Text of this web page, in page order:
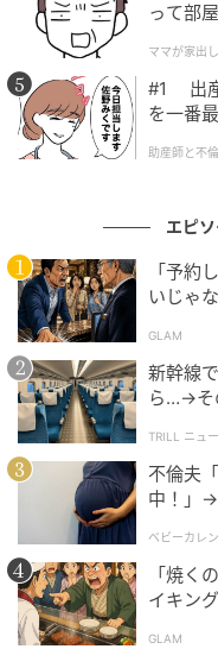
数日後、別のママ友
し高かったよね」と
ほかのメンバーも同
がわかりました。
るものを持参するか
し、その場で精算す
会計時に突然1家庭
ました。家を提供し
思いますが、Aさん
含めるのか、会の前
たです。ママ友同士
方法をあらかじめ話
た出来事でした。
著者：山田 咲／40代
味はお笑い番組やド
って部
ママが家出
#1 出産
を一番
助産師と不
エピ
「予約
いじゃ
GLAM
新幹線
ら…→そ
TRILL ニュ
不倫夫
中！」
ベビーカレ
「焼く
イキン
GLAM